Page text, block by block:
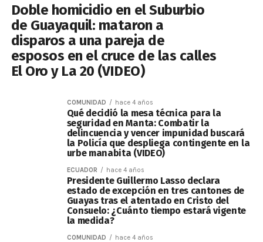
Doble homicidio en el Suburbio
de Guayaquil: mataron a
disparos a una pareja de
esposos en el cruce de las calles
El Oro y La 20 (VIDEO)
COMUNIDAD hace 4 años
Qué decidió la mesa técnica para la
seguridad en Manta: Combatir la
delincuencia y vencer impunidad buscará
la Policía que despliega contingente en la
urbe manabita (VIDEO)
ECUADOR hace 4 años
Presidente Guillermo Lasso declara
estado de excepción en tres cantones de
Guayas tras el atentado en Cristo del
Consuelo: ¿Cuánto tiempo estará vigente
la medida?
COMUNIDAD hace 4 años